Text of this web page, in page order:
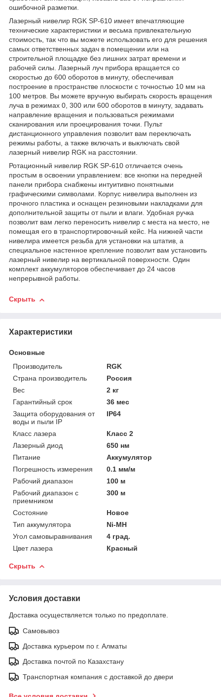
ошибочной разметки.
Лазерный нивелир RGK SP-610 имеет впечатляющие
технические характеристики и весьма привлекательную
стоимость, так что вы можете использовать его для решения
самых ответственных задач в помещении или на
строительной площадке без лишних затрат времени и
рабочей силы. Лазерный луч прибора вращается со
скоростью до 600 оборотов в минуту, обеспечивая
построение в пространстве плоскости с точностью 10 мм на
100 метров. Вы можете вручную выбирать скорость вращения
луча в режимах 0, 300 или 600 оборотов в минуту, задавать
направление вращения и пользоваться режимами
сканирования или проецирования точки. Пульт
дистанционного управления позволит вам переключать
режимы работы, а также включать и выключать свой
лазерный нивелир RGK на расстоянии.
Ротационный нивелир RGK SP-610 отличается очень
простым в освоении управлением: все кнопки на передней
панели прибора снабжены интуитивно понятными
графическими символами. Корпус нивелира выполнен из
прочного пластика и оснащен резиновыми накладками для
дополнительной защиты от пыли и влаги. Удобная ручка
позволит вам легко переносить нивелир с места на место, не
помещая его в транспортировочный кейс. На нижней части
нивелира имеется резьба для установки на штатив, а
специальное настенное крепление позволит вам установить
лазерный нивелир на вертикальной поверхности. Один
комплект аккумуляторов обеспечивает до 24 часов
непрерывной работы.
Скрыть
Характеристики
Основные
Производитель
RGK
Страна производитель
Россия
Вес
2 кг
Гарантийный срок
36 мес
Защита оборудования от
воды и пыли IP
IP64
Класс лазера
Класс 2
Лазерный диод
650 нм
Питание
Аккумулятор
Погрешность измерения
0.1 мм/м
Рабочий диапазон
100 м
Рабочий диапазон с
приемником
300 м
Состояние
Новое
Тип аккумулятора
Ni-MH
Угол самовыравнивания
4 град.
Цвет лазера
Красный
Скрыть
Условия доставки
Доставка осуществляется только по предоплате.
Самовывоз
Доставка курьером по г. Алматы
Доставка почтой по Казахстану
Транспортная компания с доставкой до двери